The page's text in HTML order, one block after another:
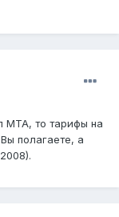
МТА, то тарифы на
полагаете, а